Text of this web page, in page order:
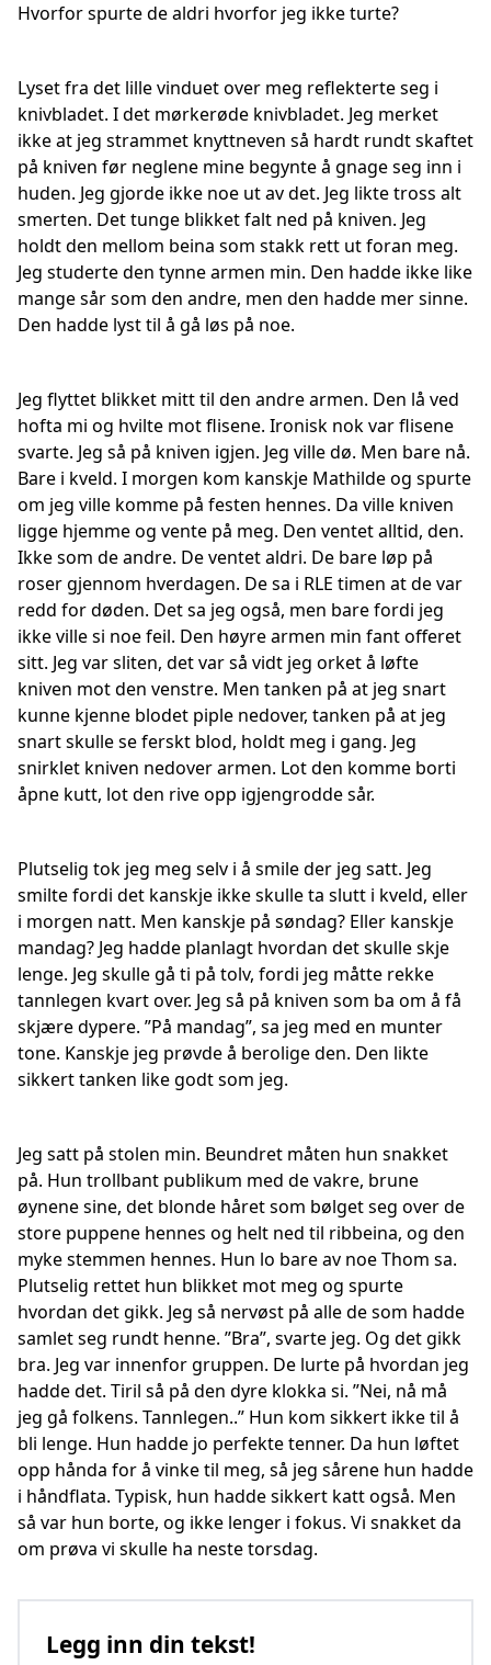
Hvorfor spurte de aldri hvorfor jeg ikke turte?
Lyset fra det lille vinduet over meg reflekterte seg i
knivbladet. I det mørkerøde knivbladet. Jeg merket
ikke at jeg strammet knyttneven så hardt rundt skaftet
på kniven før neglene mine begynte å gnage seg inn i
huden. Jeg gjorde ikke noe ut av det. Jeg likte tross alt
smerten. Det tunge blikket falt ned på kniven. Jeg
holdt den mellom beina som stakk rett ut foran meg.
Jeg studerte den tynne armen min. Den hadde ikke like
mange sår som den andre, men den hadde mer sinne.
Den hadde lyst til å gå løs på noe.
Jeg flyttet blikket mitt til den andre armen. Den lå ved
hofta mi og hvilte mot flisene. Ironisk nok var flisene
svarte. Jeg så på kniven igjen. Jeg ville dø. Men bare nå.
Bare i kveld. I morgen kom kanskje Mathilde og spurte
om jeg ville komme på festen hennes. Da ville kniven
ligge hjemme og vente på meg. Den ventet alltid, den.
Ikke som de andre. De ventet aldri. De bare løp på
roser gjennom hverdagen. De sa i RLE timen at de var
redd for døden. Det sa jeg også, men bare fordi jeg
ikke ville si noe feil. Den høyre armen min fant offeret
sitt. Jeg var sliten, det var så vidt jeg orket å løfte
kniven mot den venstre. Men tanken på at jeg snart
kunne kjenne blodet piple nedover, tanken på at jeg
snart skulle se ferskt blod, holdt meg i gang. Jeg
snirklet kniven nedover armen. Lot den komme borti
åpne kutt, lot den rive opp igjengrodde sår.
Plutselig tok jeg meg selv i å smile der jeg satt. Jeg
smilte fordi det kanskje ikke skulle ta slutt i kveld, eller
i morgen natt. Men kanskje på søndag? Eller kanskje
mandag? Jeg hadde planlagt hvordan det skulle skje
lenge. Jeg skulle gå ti på tolv, fordi jeg måtte rekke
tannlegen kvart over. Jeg så på kniven som ba om å få
skjære dypere. ”På mandag”, sa jeg med en munter
tone. Kanskje jeg prøvde å berolige den. Den likte
sikkert tanken like godt som jeg.
Jeg satt på stolen min. Beundret måten hun snakket
på. Hun trollbant publikum med de vakre, brune
øynene sine, det blonde håret som bølget seg over de
store puppene hennes og helt ned til ribbeina, og den
myke stemmen hennes. Hun lo bare av noe Thom sa.
Plutselig rettet hun blikket mot meg og spurte
hvordan det gikk. Jeg så nervøst på alle de som hadde
samlet seg rundt henne. ”Bra”, svarte jeg. Og det gikk
bra. Jeg var innenfor gruppen. De lurte på hvordan jeg
hadde det. Tiril så på den dyre klokka si. ”Nei, nå må
jeg gå folkens. Tannlegen..” Hun kom sikkert ikke til å
bli lenge. Hun hadde jo perfekte tenner. Da hun løftet
opp hånda for å vinke til meg, så jeg sårene hun hadde
i håndflata. Typisk, hun hadde sikkert katt også. Men
så var hun borte, og ikke lenger i fokus. Vi snakket da
om prøva vi skulle ha neste torsdag.
Legg inn din tekst!